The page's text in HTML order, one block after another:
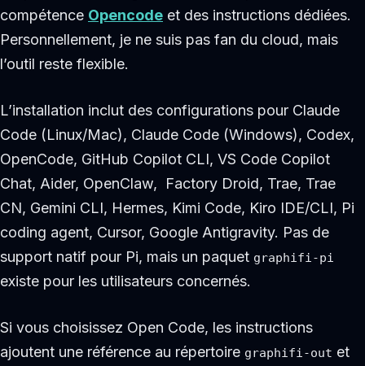
compétence Opencode et des instructions dédiées.
Personnellement, je ne suis pas fan du cloud, mais
l’outil reste flexible.
L’installation inclut des configurations pour Claude
Code (Linux/Mac), Claude Code (Windows), Codex,
OpenCode, GitHub Copilot CLI, VS Code Copilot
Chat, Aider, OpenClaw, Factory Droid, Trae, Trae
CN, Gemini CLI, Hermes, Kimi Code, Kiro IDE/CLI, Pi
coding agent, Cursor, Google Antigravity. Pas de
support natif pour Pi, mais un paquet graphifi-pi
existe pour les utilisateurs concernés.
Si vous choisissez Open Code, les instructions
ajoutent une référence au répertoire graphifi-out et